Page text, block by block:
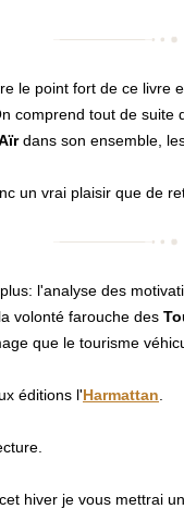
le point fort de ce livre
comprend tout de suite
dans son ensemble,
un vrai plaisir que de
l'analyse des
volonté farouche des
que le tourisme
éditions l'Harmattan
hiver je vous mettrai